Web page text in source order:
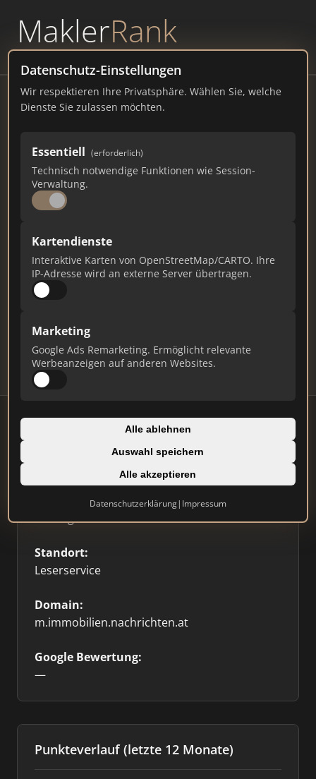
MaklerRank
powered byWAVEPOINT
Datenschutz-Einstellungen
Wir respektieren Ihre Privatsphäre. Wählen Sie, welche
Dienste Sie zulassen möchten.
Essentiell (erforderlich)
Technisch notwendige Funktionen wie Session-
Verwaltung.
Kartendienste
Interaktive Karten von OpenStreetMap/CARTO. Ihre
IP-Adresse wird an externe Server übertragen.
Marketing
Google Ads Remarketing. Ermöglicht relevante
Werbeanzeigen auf anderen Websites.
Alle ablehnen
Auswahl speichern
Alle akzeptieren
Datenschutzerklärung| Impressum
M Immobilien Nachrichten
m.immobilien.nachrichten.at
1.774
Ist das Ihr Unternehmen?
Verifizieren Sie Ihr Profil, bearbeiten Sie Ihre
Updates.
Profil beanspruchen
⭐ Etabliert
Sonstige
Standort:
Leserservice
Domain:
m.immobilien.nachrichten.at
Google Bewertung:
—
Punkteverlauf (letzte 12 Monate)